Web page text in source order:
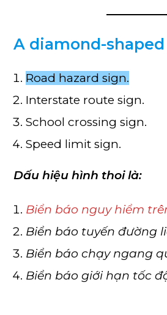
A diamond-shaped
Road hazard sign.
Interstate route sign.
School crossing sign.
Speed limit sign.
Dấu hiệu hình thoi là:
Biển báo nguy hiểm
Biển báo tuyến đường
Biển báo chạy ngang
Biển báo giới hạn tốc